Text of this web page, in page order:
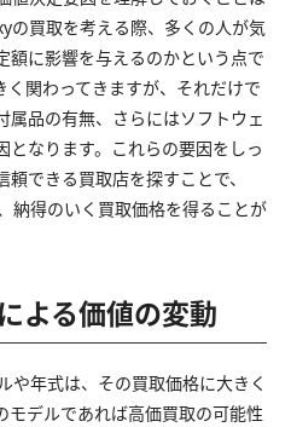
の買取を考える際、多くの人が気
額に影響を与えるのかという点で
関わってきますが、それだけで
属品の有無、さらにはソフトウェ
となります。これらの要因をしっ
できる買取店を探すことで、
納得のいく買取価格を得ることが
よる価値の変動
や年式は、その買取価格に大きく
モデルであれば高価買取の可能性